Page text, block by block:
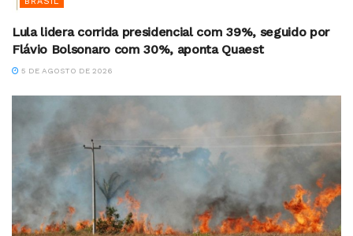
Lula lidera corrida presidencial com 39%, seguido por
Flávio Bolsonaro com 30%, aponta Quaest
5 DE AGOSTO DE 2026